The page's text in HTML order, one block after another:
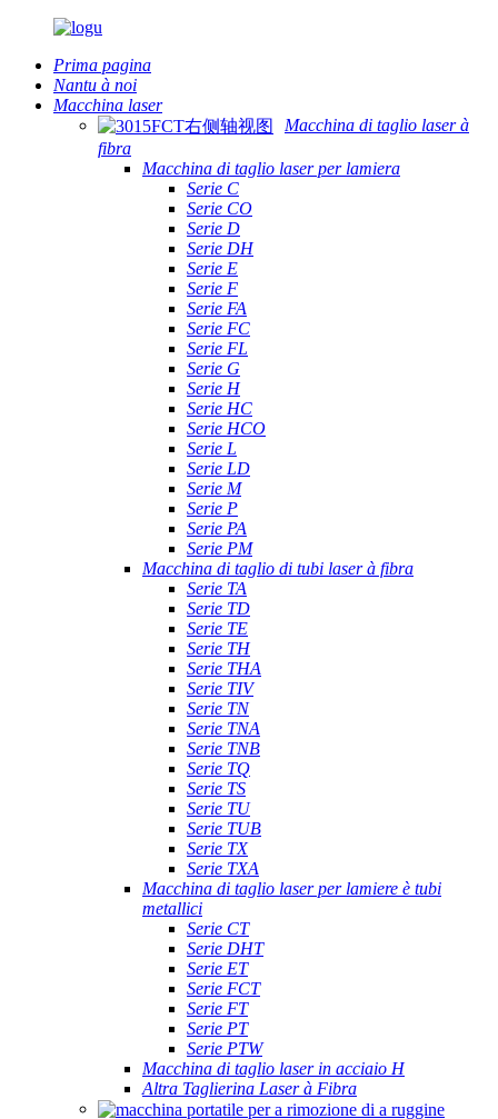
Prima pagina
Nantu à noi
Macchina laser
Macchina di taglio laser à
fibra
Macchina di taglio laser per lamiera
Serie C
Serie CO
Serie D
Serie DH
Serie E
Serie F
Serie FA
Serie FC
Serie FL
Serie G
Serie H
Serie HC
Serie HCO
Serie L
Serie LD
Serie M
Serie P
Serie PA
Serie PM
Macchina di taglio di tubi laser à fibra
Serie TA
Serie TD
Serie TE
Serie TH
Serie THA
Serie TIV
Serie TN
Serie TNA
Serie TNB
Serie TQ
Serie TS
Serie TU
Serie TUB
Serie TX
Serie TXA
Macchina di taglio laser per lamiere è tubi
metallici
Serie CT
Serie DHT
Serie ET
Serie FCT
Serie FT
Serie PT
Serie PTW
Macchina di taglio laser in acciaio H
Altra Taglierina Laser à Fibra